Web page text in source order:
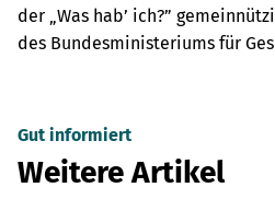
der „Was hab’ ich?”
des Bundesministeriums für
Gut informiert
Weitere Artikel